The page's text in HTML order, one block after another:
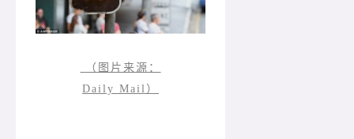
（图片来源：
Daily Mail）